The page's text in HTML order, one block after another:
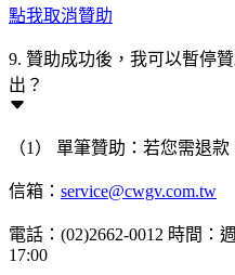
點我取消贊助
9. 贊助成功後，我可以暫停
出？
（1） 單筆贊助：若您需退
信箱： service@cwgv.com.tw
電話：(02)2662-0012 時間：
17:00